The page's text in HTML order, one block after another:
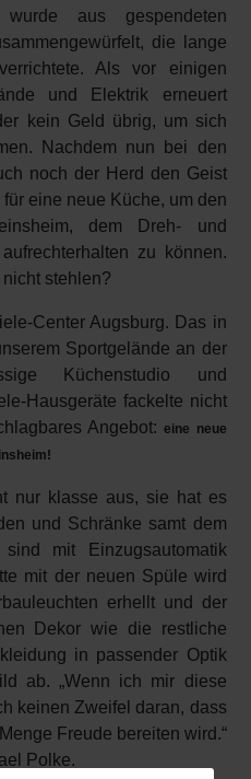
wurde aus gespendeten
die lange
Als vor einigen
und Elektrik erneuert
kein Geld übrig, um sich
Nachdem nun bei den
noch der Herd den Geist
eine neue Küche, um den
dem Dreh- und
zu können.
stehlen?
Center Augsburg. Das in
Sportgelände an der
Küchenstudio und
Hausgeräte fackelte nicht
Angebot:eine neue
nur klasse aus, sie hat es
und Schränke samt dem
mit Einzugsautomatik
mit der neuen Spüle wird
erhellt und der
Dekor wie die restliche
in passender Optik
ab. „Wenn ich mir diese
keinen Zweifel daran, dass
Freude bereiten wird.“
Polke.